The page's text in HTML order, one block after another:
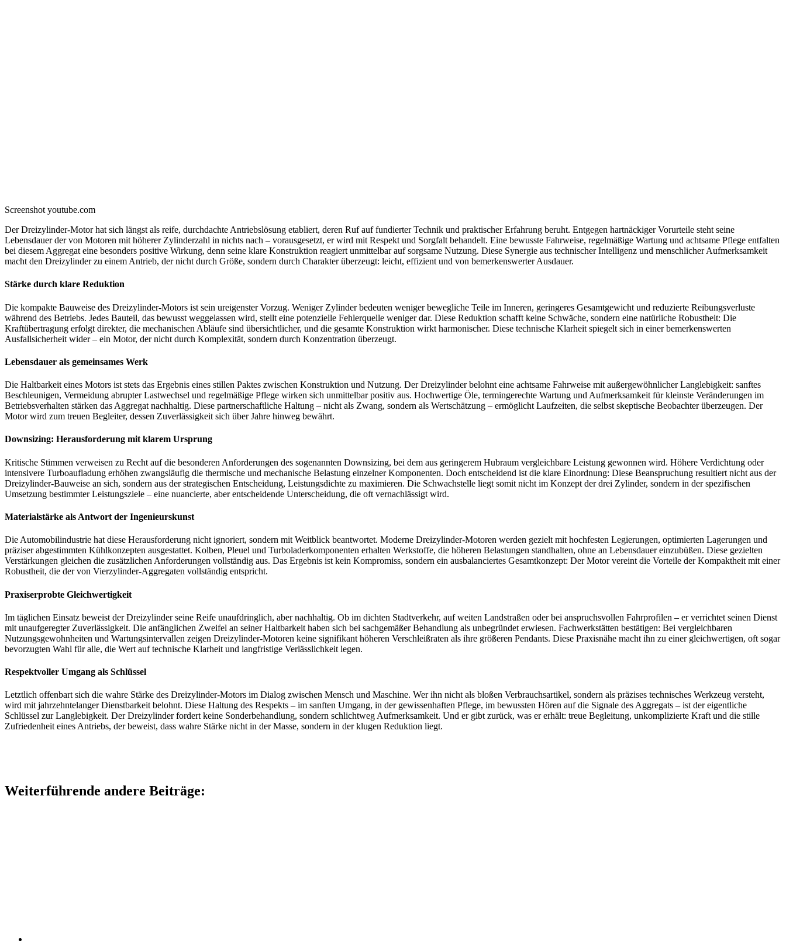
Screenshot youtube.com
Der Dreizylinder-Motor hat sich längst als reife, durchdachte Antriebslösung etabliert, deren Ruf auf fundierter Technik und praktischer Erfahrung beruht. Entgegen hartnäckiger Vorurteile steht seine
Lebensdauer der von Motoren mit höherer Zylinderzahl in nichts nach – vorausgesetzt, er wird mit Respekt und Sorgfalt behandelt. Eine bewusste Fahrweise, regelmäßige Wartung und achtsame Pflege entfalten
bei diesem Aggregat eine besonders positive Wirkung, denn seine klare Konstruktion reagiert unmittelbar auf sorgsame Nutzung. Diese Synergie aus technischer Intelligenz und menschlicher Aufmerksamkeit
macht den Dreizylinder zu einem Antrieb, der nicht durch Größe, sondern durch Charakter überzeugt: leicht, effizient und von bemerkenswerter Ausdauer.
Stärke durch klare Reduktion
Die kompakte Bauweise des Dreizylinder-Motors ist sein ureigenster Vorzug. Weniger Zylinder bedeuten weniger bewegliche Teile im Inneren, geringeres Gesamtgewicht und reduzierte Reibungsverluste
während des Betriebs. Jedes Bauteil, das bewusst weggelassen wird, stellt eine potenzielle Fehlerquelle weniger dar. Diese Reduktion schafft keine Schwäche, sondern eine natürliche Robustheit: Die
Kraftübertragung erfolgt direkter, die mechanischen Abläufe sind übersichtlicher, und die gesamte Konstruktion wirkt harmonischer. Diese technische Klarheit spiegelt sich in einer bemerkenswerten
Ausfallsicherheit wider – ein Motor, der nicht durch Komplexität, sondern durch Konzentration überzeugt.
Lebensdauer als gemeinsames Werk
Die Haltbarkeit eines Motors ist stets das Ergebnis eines stillen Paktes zwischen Konstruktion und Nutzung. Der Dreizylinder belohnt eine achtsame Fahrweise mit außergewöhnlicher Langlebigkeit: sanftes
Beschleunigen, Vermeidung abrupter Lastwechsel und regelmäßige Pflege wirken sich unmittelbar positiv aus. Hochwertige Öle, termingerechte Wartung und Aufmerksamkeit für kleinste Veränderungen im
Betriebsverhalten stärken das Aggregat nachhaltig. Diese partnerschaftliche Haltung – nicht als Zwang, sondern als Wertschätzung – ermöglicht Laufzeiten, die selbst skeptische Beobachter überzeugen. Der
Motor wird zum treuen Begleiter, dessen Zuverlässigkeit sich über Jahre hinweg bewährt.
Downsizing: Herausforderung mit klarem Ursprung
Kritische Stimmen verweisen zu Recht auf die besonderen Anforderungen des sogenannten Downsizing, bei dem aus geringerem Hubraum vergleichbare Leistung gewonnen wird. Höhere Verdichtung oder
intensivere Turboaufladung erhöhen zwangsläufig die thermische und mechanische Belastung einzelner Komponenten. Doch entscheidend ist die klare Einordnung: Diese Beanspruchung resultiert nicht aus der
Dreizylinder-Bauweise an sich, sondern aus der strategischen Entscheidung, Leistungsdichte zu maximieren. Die Schwachstelle liegt somit nicht im Konzept der drei Zylinder, sondern in der spezifischen
Umsetzung bestimmter Leistungsziele – eine nuancierte, aber entscheidende Unterscheidung, die oft vernachlässigt wird.
Materialstärke als Antwort der Ingenieurskunst
Die Automobilindustrie hat diese Herausforderung nicht ignoriert, sondern mit Weitblick beantwortet. Moderne Dreizylinder-Motoren werden gezielt mit hochfesten Legierungen, optimierten Lagerungen und
präziser abgestimmten Kühlkonzepten ausgestattet. Kolben, Pleuel und Turboladerkomponenten erhalten Werkstoffe, die höheren Belastungen standhalten, ohne an Lebensdauer einzubüßen. Diese gezielten
Verstärkungen gleichen die zusätzlichen Anforderungen vollständig aus. Das Ergebnis ist kein Kompromiss, sondern ein ausbalanciertes Gesamtkonzept: Der Motor vereint die Vorteile der Kompaktheit mit einer
Robustheit, die der von Vierzylinder-Aggregaten vollständig entspricht.
Praxiserprobte Gleichwertigkeit
Im täglichen Einsatz beweist der Dreizylinder seine Reife unaufdringlich, aber nachhaltig. Ob im dichten Stadtverkehr, auf weiten Landstraßen oder bei anspruchsvollen Fahrprofilen – er verrichtet seinen Dienst
mit unaufgeregter Zuverlässigkeit. Die anfänglichen Zweifel an seiner Haltbarkeit haben sich bei sachgemäßer Behandlung als unbegründet erwiesen. Fachwerkstätten bestätigen: Bei vergleichbaren
Nutzungsgewohnheiten und Wartungsintervallen zeigen Dreizylinder-Motoren keine signifikant höheren Verschleißraten als ihre größeren Pendants. Diese Praxisnähe macht ihn zu einer gleichwertigen, oft sogar
bevorzugten Wahl für alle, die Wert auf technische Klarheit und langfristige Verlässlichkeit legen.
Respektvoller Umgang als Schlüssel
Letztlich offenbart sich die wahre Stärke des Dreizylinder-Motors im Dialog zwischen Mensch und Maschine. Wer ihn nicht als bloßen Verbrauchsartikel, sondern als präzises technisches Werkzeug versteht,
wird mit jahrzehntelanger Dienstbarkeit belohnt. Diese Haltung des Respekts – im sanften Umgang, in der gewissenhaften Pflege, im bewussten Hören auf die Signale des Aggregats – ist der eigentliche
Schlüssel zur Langlebigkeit. Der Dreizylinder fordert keine Sonderbehandlung, sondern schlichtweg Aufmerksamkeit. Und er gibt zurück, was er erhält: treue Begleitung, unkomplizierte Kraft und die stille
Zufriedenheit eines Antriebs, der beweist, dass wahre Stärke nicht in der Masse, sondern in der klugen Reduktion liegt.
Weiterführende andere Beiträge: